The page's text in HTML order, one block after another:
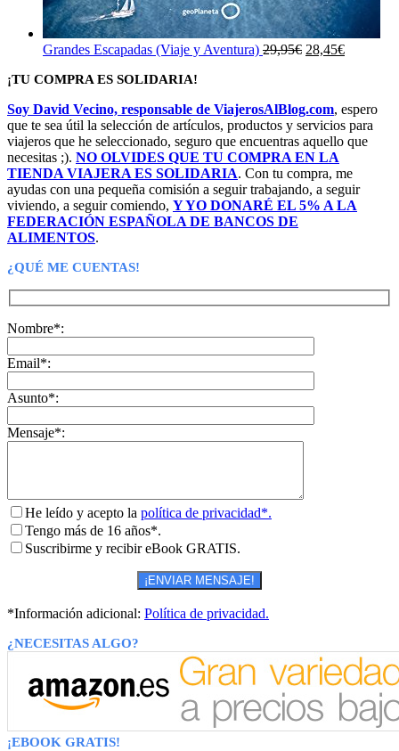
Grandes Escapadas (Viaje y Aventura) 29,95€ El
29,95€.
28,45€El
28,45€.
¡TU COMPRA ES SOLIDARIA!
Soy David Vecino, responsable de ViajerosAlBlog.com, espero
que te sea útil la selección de artículos, productos y servicios para
viajeros que he seleccionado, seguro que encuentras aquello que
necesitas ;). NO OLVIDES QUE TU COMPRA EN LA
TIENDA VIAJERA ES SOLIDARIA. Con tu compra, me
ayudas con una pequeña comisión a seguir trabajando, a seguir
viviendo, a seguir comiendo, Y YO DONARÉ EL 5% A LA
FEDERACIÓN ESPAÑOLA DE BANCOS DE
ALIMENTOS.
¿QUÉ ME CUENTAS!
Nombre*:
Email*:
Asunto*:
Mensaje*:
He leído y acepto la política de privacidad*.
Tengo más de 16 años*.
Suscribirme y recibir eBook GRATIS.
*Información adicional: Política de privacidad.
¿NECESITAS ALGO?
¡EBOOK GRATIS!